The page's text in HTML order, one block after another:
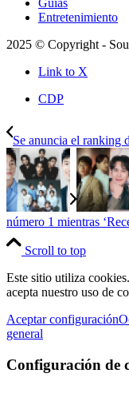
Guías
Entretenimiento
2025 © Copyright -
Link to X
CDP
Se anuncia el ranking
número 1 mientras
Scroll to top
Este sitio utiliza
acepta nuestro uso de
Aceptar configuración
general
Configuración de